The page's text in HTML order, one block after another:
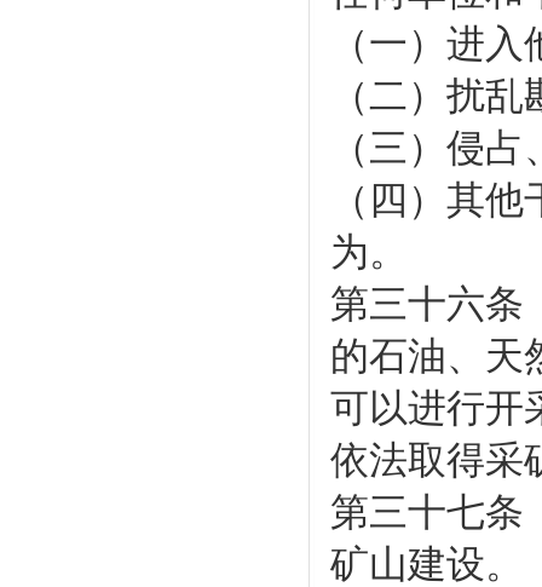
（一）进
（二）扰
（三）侵
（四）其
为。
第三十六
的石油、天
可以进行开
依法取得采
第三十七
矿山建设。